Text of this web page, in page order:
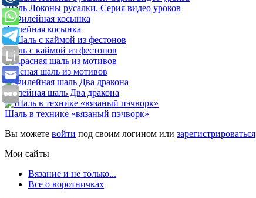
Шаль Локоны русалки. Серия видео уроков
Филейная косынка
Шаль с каймой из фестонов
Красная шаль из мотивов
Филейная шаль Два дракона
Шаль в технике «вязаный пэчворк»
Вы можете войти под своим логином или зарегистрироваться
Мои сайты
Вязание и не только...
Все о воротничках